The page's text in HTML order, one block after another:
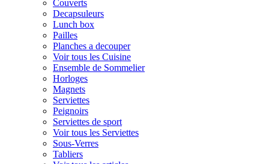
Couverts
Decapsuleurs
Lunch box
Pailles
Planches a decouper
Voir tous les Cuisine
Ensemble de Sommelier
Horloges
Magnets
Serviettes
Peignoirs
Serviettes de sport
Voir tous les Serviettes
Sous-Verres
Tabliers